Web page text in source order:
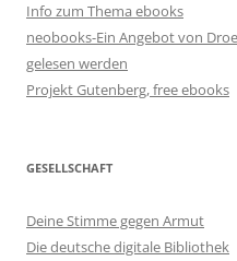
Info zum Thema ebooks
neobooks-Ein Angebot von
gelesen werden
Projekt Gutenberg, free ebooks
GESELLSCHAFT
Deine Stimme gegen Armut
Die deutsche digitale Bibliothek